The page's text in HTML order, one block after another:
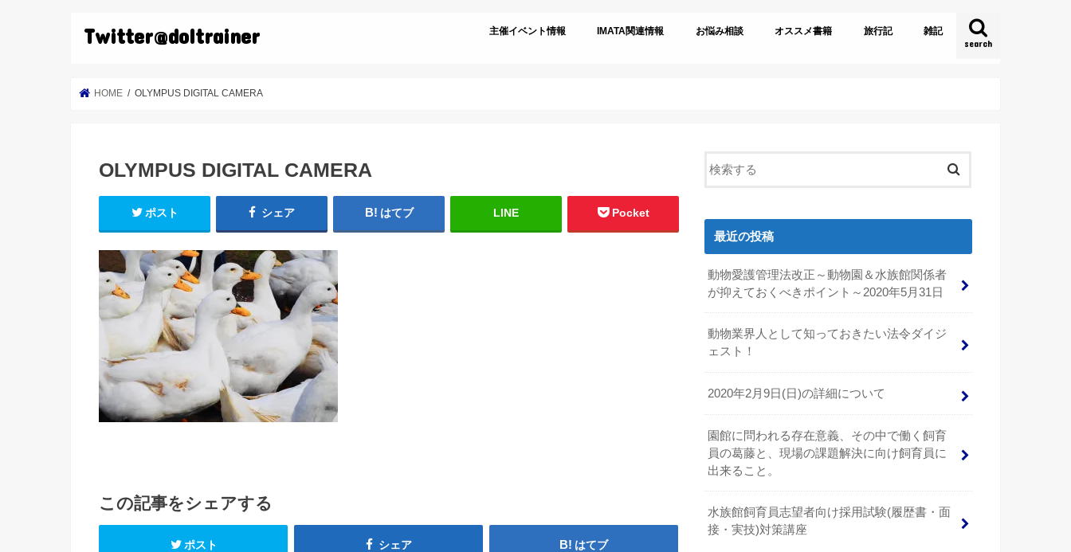
Twitter@doltrainer search
主催イベント情報 IMATA関連情報 お悩み相談 オススメ書籍 旅行記 雑記
HOME OLYMPUS DIGITAL CAMERA
OLYMPUS DIGITAL CAMERA
ポスト シェア はてブ LINE Pocket
この記事をシェアする
ポスト シェア はてブ
最近の投稿
動物愛護管理法改正～動物園＆水族館関係者
が抑えておくべきポイント～2020年5月31日
動物業界人として知っておきたい法令ダイジ
ェスト！
2020年2月9日(日)の詳細について
園館に問われる存在意義、その中で働く飼育
員の葛藤と、現場の課題解決に向け飼育員に
出来ること。
水族館飼育員志望者向け採用試験(履歴書・面
接・実技)対策講座